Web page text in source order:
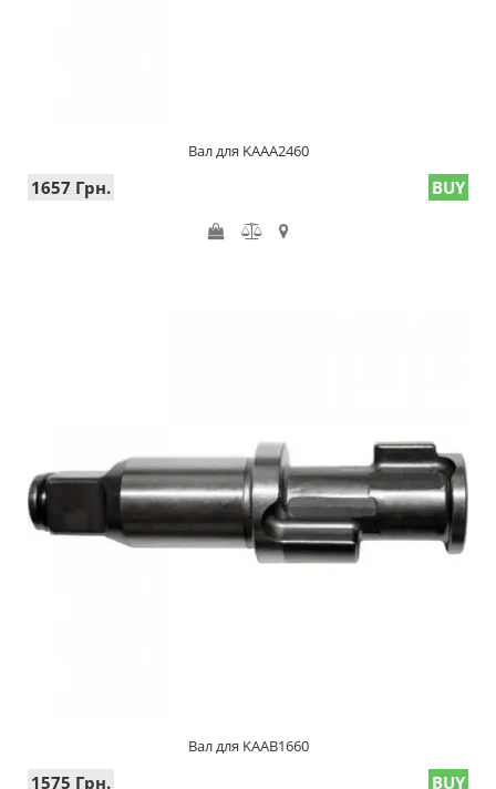
Вал для KAAA2460
1657 Грн. BUY
Вал для KAAB1660
1575 Грн. BUY